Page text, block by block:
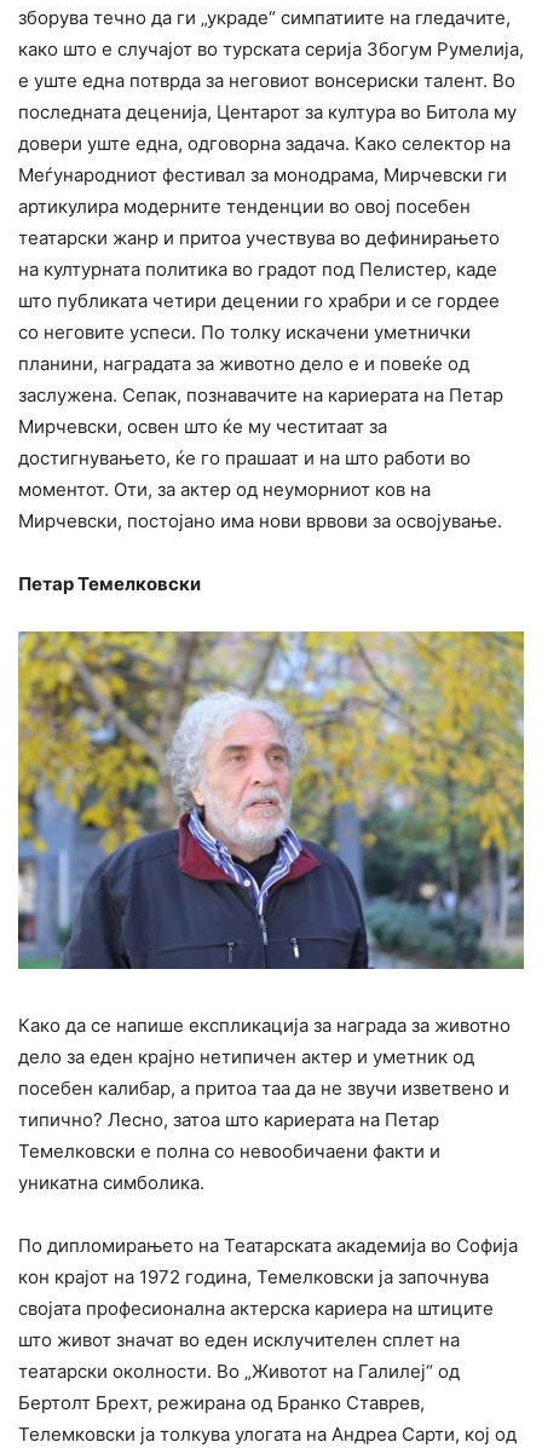
зборува течно да ги „украде“ симпатиите на гледачите,
како што е случајот во турската серија Збогум Румелија,
е уште една потврда за неговиот вонсериски талент. Во
последната деценија, Центарот за култура во Битола му
довери уште една, одговорна задача. Како селектор на
Меѓународниот фестивал за монодрама, Мирчевски ги
артикулира модерните тенденции во овој посебен
театарски жанр и притоа учествува во дефинирањето
на културната политика во градот под Пелистер, каде
што публиката четири децении го храбри и се гордее
со неговите успеси. По толку искачени уметнички
планини, наградата за животно дело е и повеќе од
заслужена. Сепак, познавачите на кариерата на Петар
Мирчевски, освен што ќе му честитаат за
достигнувањето, ќе го прашаат и на што работи во
моментот. Оти, за актер од неуморниот ков на
Мирчевски, постојано има нови врвови за освојување.
Петар Темелковски
Како да се напише експликација за награда за животно
дело за еден крајно нетипичен актер и уметник од
посебен калибар, а притоа таа да не звучи изветвено и
типично? Лесно, затоа што кариерата на Петар
Темелковски е полна со невообичаени факти и
уникатна симболика.
По дипломирањето на Театарската академија во Софија
кон крајот на 1972 година, Темелковски ја започнува
својата професионална актерска кариера на штиците
што живот значат во еден исклучителен сплет на
театарски околности. Во „Животот на Галилеј“ од
Бертолт Брехт, режирана од Бранко Ставрев,
Телемковски ја толкува улогата на Андреа Сарти, кој од